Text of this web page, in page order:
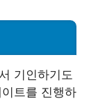
기인하기도
트를 진행하